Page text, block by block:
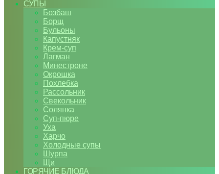
СУПЫ
Бозбаш
Борщ
Бульоны
Капустняк
Крем-суп
Лагман
Минестроне
Окрошка
Похлебка
Рассольник
Свекольник
Солянка
Суп-пюре
Уха
Харчо
Холодные супы
Шурпа
Щи
ГОРЯЧИЕ БЛЮДА